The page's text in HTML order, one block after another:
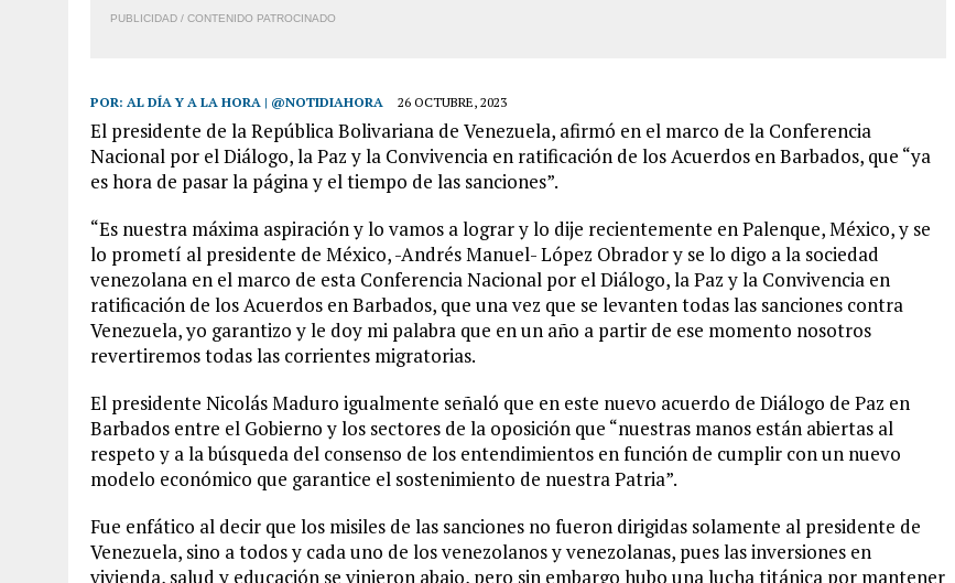
8 AGOSTO, 2026 | BOMBEROS DE CARACAS COMBATIERON INCENDIO DE GRAN MAGNITUD EN ZONA INDUSTRIAL DE EL LLANITO
PUBLICIDAD / CONTENIDO PATROCINADO
POR: AL DÍA Y A LA HORA | @NOTIDIAHORA 26 OCTUBRE, 2023
El presidente de la República Bolivariana de Venezuela, afirmó en el marco de la Conferencia
Nacional por el Diálogo, la Paz y la Convivencia en ratificación de los Acuerdos en Barbados, que “ya
es hora de pasar la página y el tiempo de las sanciones”.
“Es nuestra máxima aspiración y lo vamos a lograr y lo dije recientemente en Palenque, México, y se
lo prometí al presidente de México, -Andrés Manuel- López Obrador y se lo digo a la sociedad
venezolana en el marco de esta Conferencia Nacional por el Diálogo, la Paz y la Convivencia en
ratificación de los Acuerdos en Barbados, que una vez que se levanten todas las sanciones contra
Venezuela, yo garantizo y le doy mi palabra que en un año a partir de ese momento nosotros
revertiremos todas las corrientes migratorias.
El presidente Nicolás Maduro igualmente señaló que en este nuevo acuerdo de Diálogo de Paz en
Barbados entre el Gobierno y los sectores de la oposición que “nuestras manos están abiertas al
respeto y a la búsqueda del consenso de los entendimientos en función de cumplir con un nuevo
modelo económico que garantice el sostenimiento de nuestra Patria”.
Fue enfático al decir que los misiles de las sanciones no fueron dirigidas solamente al presidente de
Venezuela, sino a todos y cada uno de los venezolanos y venezolanas, pues las inversiones en
vivienda, salud y educación se vinieron abajo, pero sin embargo hubo una lucha titánica por mantener